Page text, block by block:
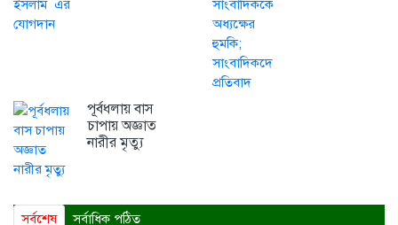
পূর্বধলায় বাস
চাপায় অজ্ঞাত
নারীর মৃত্যু
সর্বশেষ সর্বাধিক পঠিত